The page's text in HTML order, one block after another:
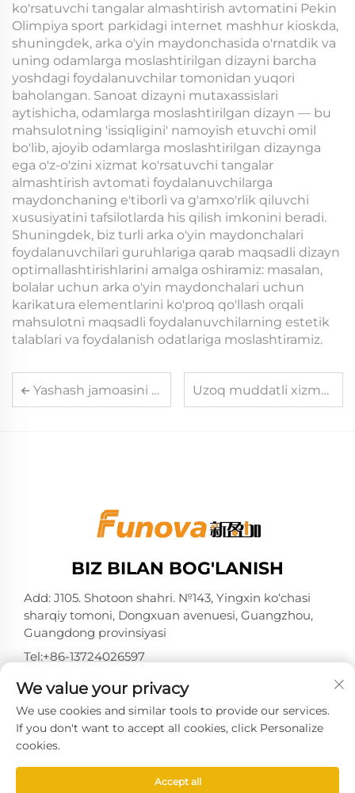
ko'rsatuvchi tangalar almashtirish avtomatini Pekin
Olimpiya sport parkidagi internet mashhur kioskda,
shuningdek, arka o'yin maydonchasida o'rnatdik va
uning odamlarga moslashtirilgan dizayni barcha
yoshdagi foydalanuvchilar tomonidan yuqori
baholangan. Sanoat dizayni mutaxassislari
aytishicha, odamlarga moslashtirilgan dizayn — bu
mahsulotning 'issiqligini' namoyish etuvchi omil
bo'lib, ajoyib odamlarga moslashtirilgan dizaynga
ega o'z-o'zini xizmat ko'rsatuvchi tangalar
almashtirish avtomati foydalanuvchilarga
maydonchaning e'tiborli va g'amxo'rlik qiluvchi
xususiyatini tafsilotlarda his qilish imkonini beradi.
Shuningdek, biz turli arka o'yin maydonchalari
foydalanuvchilari guruhlariga qarab maqsadli dizayn
optimallashtirishlarini amalga oshiramiz: masalan,
bolalar uchun arka o'yin maydonchalari uchun
karikatura elementlarini ko'proq qo'llash orqali
mahsulotni maqsadli foydalanuvchilarning estetik
talablari va foydalanish odatlariga moslashtiramiz.
Yashash jamoasini boshqarish uchun mos kartali tizimni tanlash usullari Uzoq muddatli xizmat ko'rsatish uchun doimiy arcade pulsiz tizimini qanday saqlash kerak
BIZ BILAN BOG'LANISH
Add: J105. Shotoon shahri. №143, Yingxin ko‘chasi
sharqiy tomoni, Dongxuan avenuesi, Guangzhou,
Guangdong provinsiyasi
Tel:+86-13724026597
Elektron pochta:
[email protected]
Nashr huquqi Guangzhou Xinyingjia System
Technology Co., Ltd. tomonidan 2025-yilda
himoyalangan. -Maxfiylik siyosati
We value your privacy
We use cookies and similar tools to provide our services.
If you don't want to accept all cookies, click Personalize
cookies.
Accept all